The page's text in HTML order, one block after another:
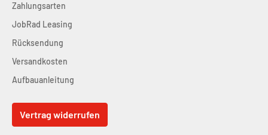
Zahlungsarten
JobRad Leasing
Rücksendung
Versandkosten
Aufbauanleitung
Vertrag widerrufen